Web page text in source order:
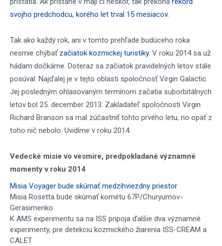
svojho predchodcu, korého let trval 15 mesiacov.
Tak ako každý rok, ani v tomto prehľade budúceho roka
nesmie chýbať začiatok kozmickej turistiky. V roku 2014 sa už
hádam dočkáme. Doteraz sa začiatok pravidelných letov stále
posúval. Najďalej je v tejto oblasti spoločnosť Virgin Galactic.
Jej posledným ohlasovaným termínom začatia suborbitálnych
letov bol 25. december 2013. Zakladateľ spoločnosti Virgin
Richard Branson sa mal zúčastniť tohto prvého letu, no opäť z
toho nič nebolo. Uvidíme v roku 2014.
Vedecké misie vo vesmíre, predpokladané významné
momenty v roku 2014
Misia Voyager bude skúmať medzihviezdny priestor
Misia Rosetta bude skúmať kométu 67P/Churyumov-
Gerasimenko
K AMS experimentu sa na ISS pripoja ďalšie dva významné
experimenty, pre detekciu kozmického žiarenia ISS-CREAM a
CALET.